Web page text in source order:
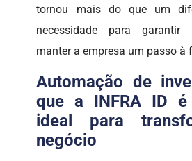
tornou mais do que um
necessidade para garantir
manter a empresa um passo à
Automação de
que a INFRA ID
ideal para
negócio